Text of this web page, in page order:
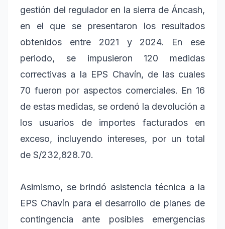
gestión del regulador en la sierra de Áncash,
en el que se presentaron los resultados
obtenidos entre 2021 y 2024. En ese
periodo, se impusieron 120 medidas
correctivas a la EPS Chavín, de las cuales
70 fueron por aspectos comerciales. En 16
de estas medidas, se ordenó la devolución a
los usuarios de importes facturados en
exceso, incluyendo intereses, por un total
de S/232,828.70.
Asimismo, se brindó asistencia técnica a la
EPS Chavín para el desarrollo de planes de
contingencia ante posibles emergencias